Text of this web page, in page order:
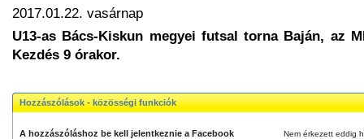
2017.01.22. vasárnap
U13-as Bács-Kiskun megyei futsal torna Baján, az
Kezdés 9 órakor.
Hozzászólások - közösségi funkciók
A hozzászóláshoz be kell jelentkeznie a Facebook
Nem érkezett eddig